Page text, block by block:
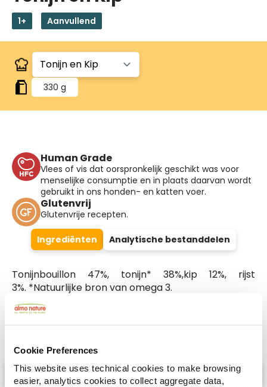
Cookie Preferences
This website uses technical cookies to make browsing
easier, analytics cookies to collect aggregate data,
1+ Aanvullend
330 g
Human Grade
Vlees of vis dat oorspronkelijk geschikt was voor
menselijke consumptie en in plaats daarvan wordt
gebruikt in ons honden- en katten voer.
Glutenvrij
Glutenvrije recepten.
Ingrediënten Analytische bestanddelen
Tonijnbouillon 47%, tonijn* 38%,kip 12%, rijst
3%. *Natuurlijke bron van omega 3.
Select a tab